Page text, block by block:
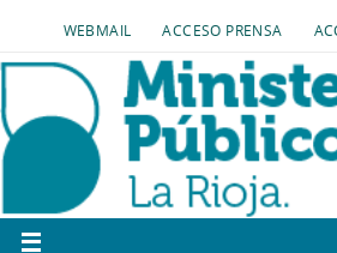
WEBMAIL ACCESO PRENSA